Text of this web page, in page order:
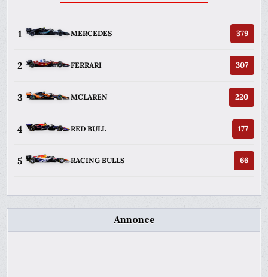
1 MERCEDES 379
2 FERRARI 307
3 MCLAREN 220
4 RED BULL 177
5 RACING BULLS 66
Annonce